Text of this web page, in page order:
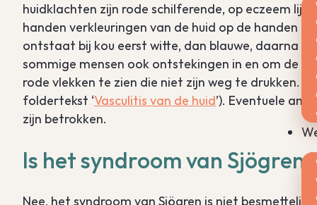
huidklachten zijn rode schilferende, op eczeem
handen verkleuringen van de huid op de handen
ontstaat bij kou eerst witte, dan blauwe, daarna
sommige mensen ook ontstekingen in en om de
rode vlekken te zien die niet zijn weg te drukken.
foldertekst ‘Vasculitis van de huid’). Eventuele
zijn betrokken.
Is het syndroom van Sjögren
Nee, het syndroom van Sjögren is niet besmettelijk.